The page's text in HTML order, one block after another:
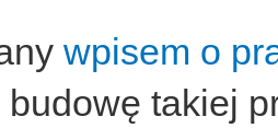
wpisem o
takiej